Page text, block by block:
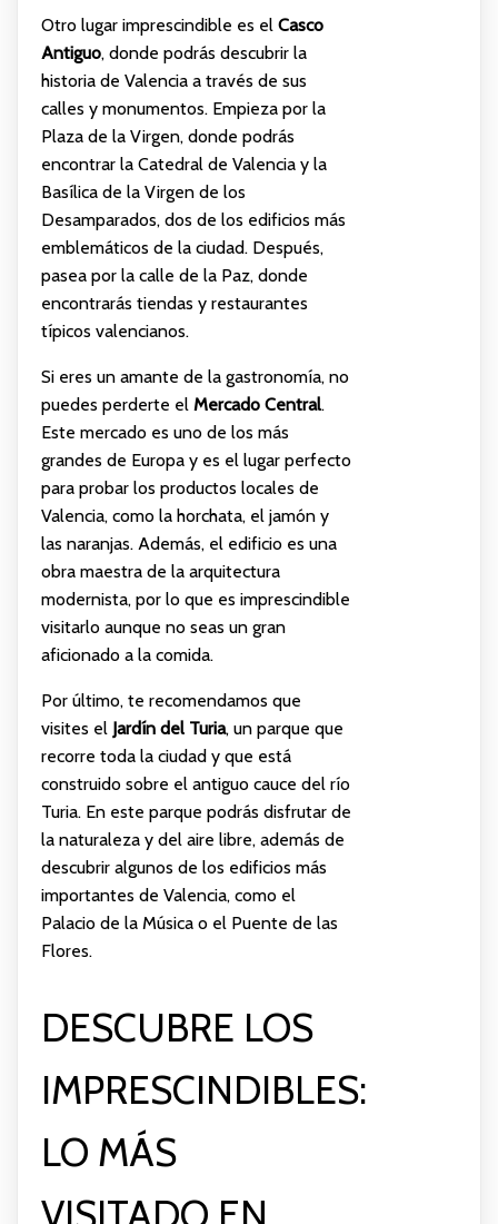
Otro lugar imprescindible es el Casco
Antiguo, donde podrás descubrir la
historia de Valencia a través de sus
calles y monumentos. Empieza por la
Plaza de la Virgen, donde podrás
encontrar la Catedral de Valencia y la
Basílica de la Virgen de los
Desamparados, dos de los edificios más
emblemáticos de la ciudad. Después,
pasea por la calle de la Paz, donde
encontrarás tiendas y restaurantes
típicos valencianos.
Si eres un amante de la gastronomía, no
puedes perderte el Mercado Central.
Este mercado es uno de los más
grandes de Europa y es el lugar perfecto
para probar los productos locales de
Valencia, como la horchata, el jamón y
las naranjas. Además, el edificio es una
obra maestra de la arquitectura
modernista, por lo que es imprescindible
visitarlo aunque no seas un gran
aficionado a la comida.
Por último, te recomendamos que
visites el Jardín del Turia, un parque que
recorre toda la ciudad y que está
construido sobre el antiguo cauce del río
Turia. En este parque podrás disfrutar de
la naturaleza y del aire libre, además de
descubrir algunos de los edificios más
importantes de Valencia, como el
Palacio de la Música o el Puente de las
Flores.
DESCUBRE LOS
IMPRESCINDIBLES:
LO MÁS
VISITADO EN